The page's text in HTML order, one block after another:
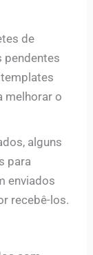
de
pendentes
melhorar o
alguns
para
enviados
recebê-los.